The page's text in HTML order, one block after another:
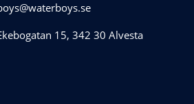
15, 342 30 Alvesta